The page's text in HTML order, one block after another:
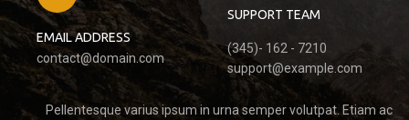
EMAIL ADDRESS
contact@domain.com
SUPPORT TEAM
(345)- 162 - 7210
support@example.com
Pellentesque varius ipsum in urna semper volutpat. Etiam ac